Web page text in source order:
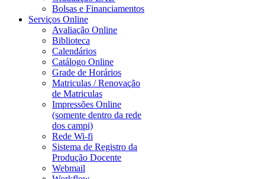
Bolsas e Financiamentos
Serviços Online
Avaliação Online
Biblioteca
Calendários
Catálogo Online
Grade de Horários
Matriculas / Renovação
de Matriculas
Impressões Online
(somente dentro da rede
dos campi)
Rede Wi-fi
Sistema de Registro da
Produção Docente
Webmail